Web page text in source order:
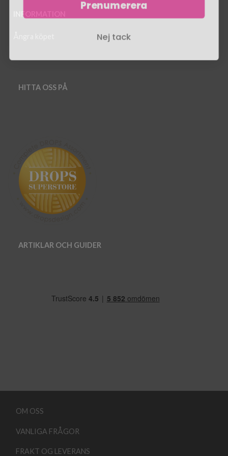
HITTA OSS PÅ
ARTIKLAR OCH GUIDER
OM OSS
VANLIGA FRÅGOR
FRAKT OG LEVERANS
Prenumerera
Nej tack